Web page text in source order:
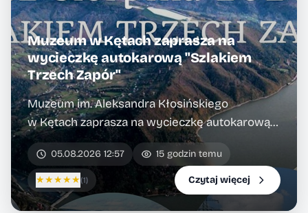
Muzeum w Kętach zaprasza na
wycieczkę autokarową "Szlakiem
Trzech Zapór"
Muzeum im. Aleksandra Kłosińskiego
w Kętach zaprasza na wycieczkę autokarową
22 sierpnia 2026 r. „SZLAKIEM...
05.08.2026 12:57 15 godzin temu
★★★★★(1) Czytaj więcej